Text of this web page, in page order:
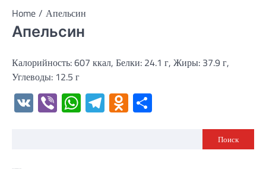
Home Апельсин
Апельсин
Калорийность: 607 ккал, Белки: 24.1 г, Жиры: 37.9 г,
Углеводы: 12.5 г
VK ViberWhatsApp
Telegram
Odnoklassniki
Поиск